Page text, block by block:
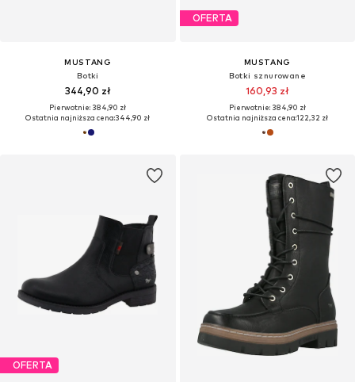
MUSTANG
Botki
344,90 zł
Pierwotnie: 384,90 zł
Ostatnia najniższa cena:344,90 zł
OFERTA
MUSTANG
Botki sznurowane
160,93 zł
Pierwotnie: 384,90 zł
Ostatnia najniższa cena:122,32 zł
OFERTA